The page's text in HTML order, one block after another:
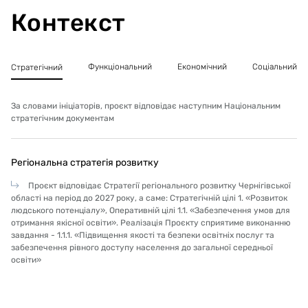
необхідного обладнання для сучасних потреб в
закладу.Реконструкцією передбачається: укріплення
конструкції стіни існуючої будівлі закладу в місцях
конструкцій існуючої будівлі закладу освіти із
застосуванням сучасних теплоізоляційних
«Теплова ізоляція та енергоефективність будівель»;
невідповідністю вимогам з енергоефективності) та
зовнішніх дверних блоків на металопластикові
енергозберігаючі; передбачається заміна
пошкоджених внутрішніх дверей. Передбачається
внутрішнє опорядження приміщень існуючої будівлі.
Враховується реконструкція харчоблоку (із заміною
обладнання та меблів), приміщень харчування та
спортивного залу.Враховані заходи щодо
Контекст
Стратегічний Функціональний Економічний Соціальний
За словами ініціаторів, проєкт відповідає наступним Національним
стратегічним документам
Регіональна стратегія розвитку
Проєкт відповідає Стратегії регіонального розвитку Чернігівської
області на період до 2027 року, а саме: Стратегічній цілі 1. «Розвиток
людського потенціалу», Оперативній цілі 1.1. «Забезпечення умов для
отримання якісної освіти». Реалізація Проєкту сприятиме виконанню
завдання - 1.1.1. «Підвищення якості та безпеки освітніх послуг та
забезпечення рівного доступу населення до загальної середньої
освіти»